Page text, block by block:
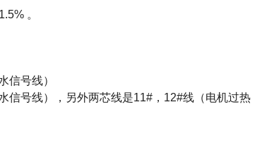
1.5% 。
信号线）
信号线），另外两芯线是11# ， 12#线（电机过热